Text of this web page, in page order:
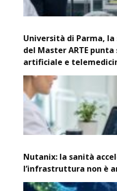
Università di Parma,
del Master ARTE
artificiale e
Nutanix: la sanità
l’infrastruttura non è